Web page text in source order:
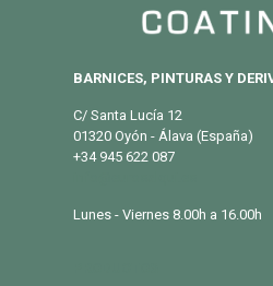
BARNICES, PINTURAS Y
C/ Santa Lucía 12
01320 Oyón - Álava (España)
+34 945 622 087
Lunes - Viernes 8.00h a 16.00h